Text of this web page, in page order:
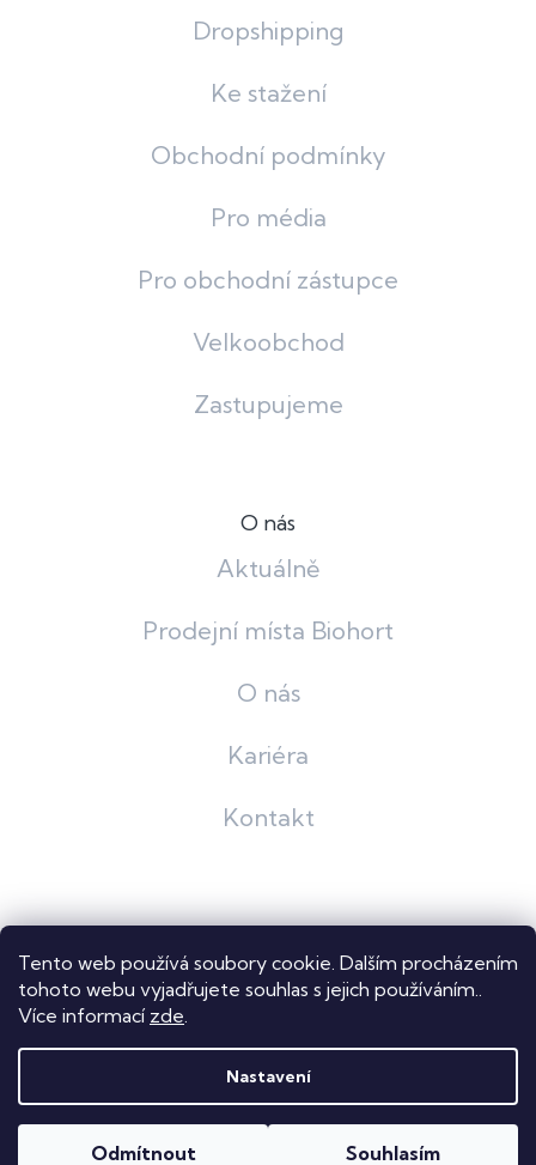
Tento web používá soubory cookie. Dalším procházením
tohoto webu vyjadřujete souhlas s jejich používáním..
Více informací zde.
Nastavení
Odmítnout Souhlasím
Dropshipping
Ke stažení
Obchodní podmínky
Pro média
Pro obchodní zástupce
Velkoobchod
Zastupujeme
O nás
Aktuálně
Prodejní místa Biohort
O nás
Kariéra
Kontakt
Shoptet
Copyright 2026Dastech s.r.o.. Všechna práva vyhrazena.
Upravit nastavení cookies